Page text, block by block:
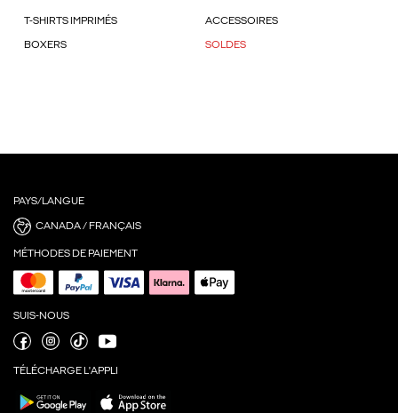
T-SHIRTS IMPRIMÉS ACCESSOIRES
BOXERS SOLDES
PAYS/LANGUE
CANADA / FRANÇAIS
MÉTHODES DE PAIEMENT
SUIS-NOUS
TÉLÉCHARGE L'APPLI